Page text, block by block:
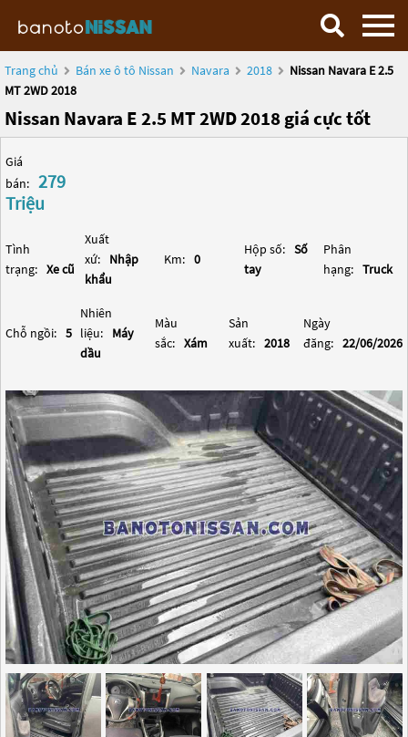
Trang chủ Bán xe ô tô Nissan Navara 2018
Nissan Navara E 2.5
MT 2WD 2018
Nissan Navara E 2.5 MT 2WD 2018 giá cực tốt
Giá
bán: 279
Triệu
Tình
trạng: Xe cũ
Xuất
xứ:
Nhập
khẩu
Km: 0
Hộp số: Số
tay
Phân
hạng: Truck
Chỗ ngồi: 5
Nhiên
liệu:
Máy
dầu
Màu
sắc: Xám
Sản
xuất: 2018
Ngày
đăng: 22/06/2026